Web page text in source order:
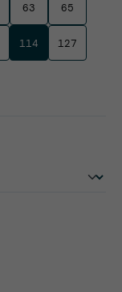
63 65
114 127